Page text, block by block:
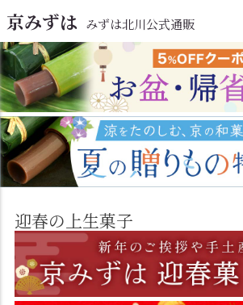
京みずは みずは北川公式通販
迎春の上生菓子